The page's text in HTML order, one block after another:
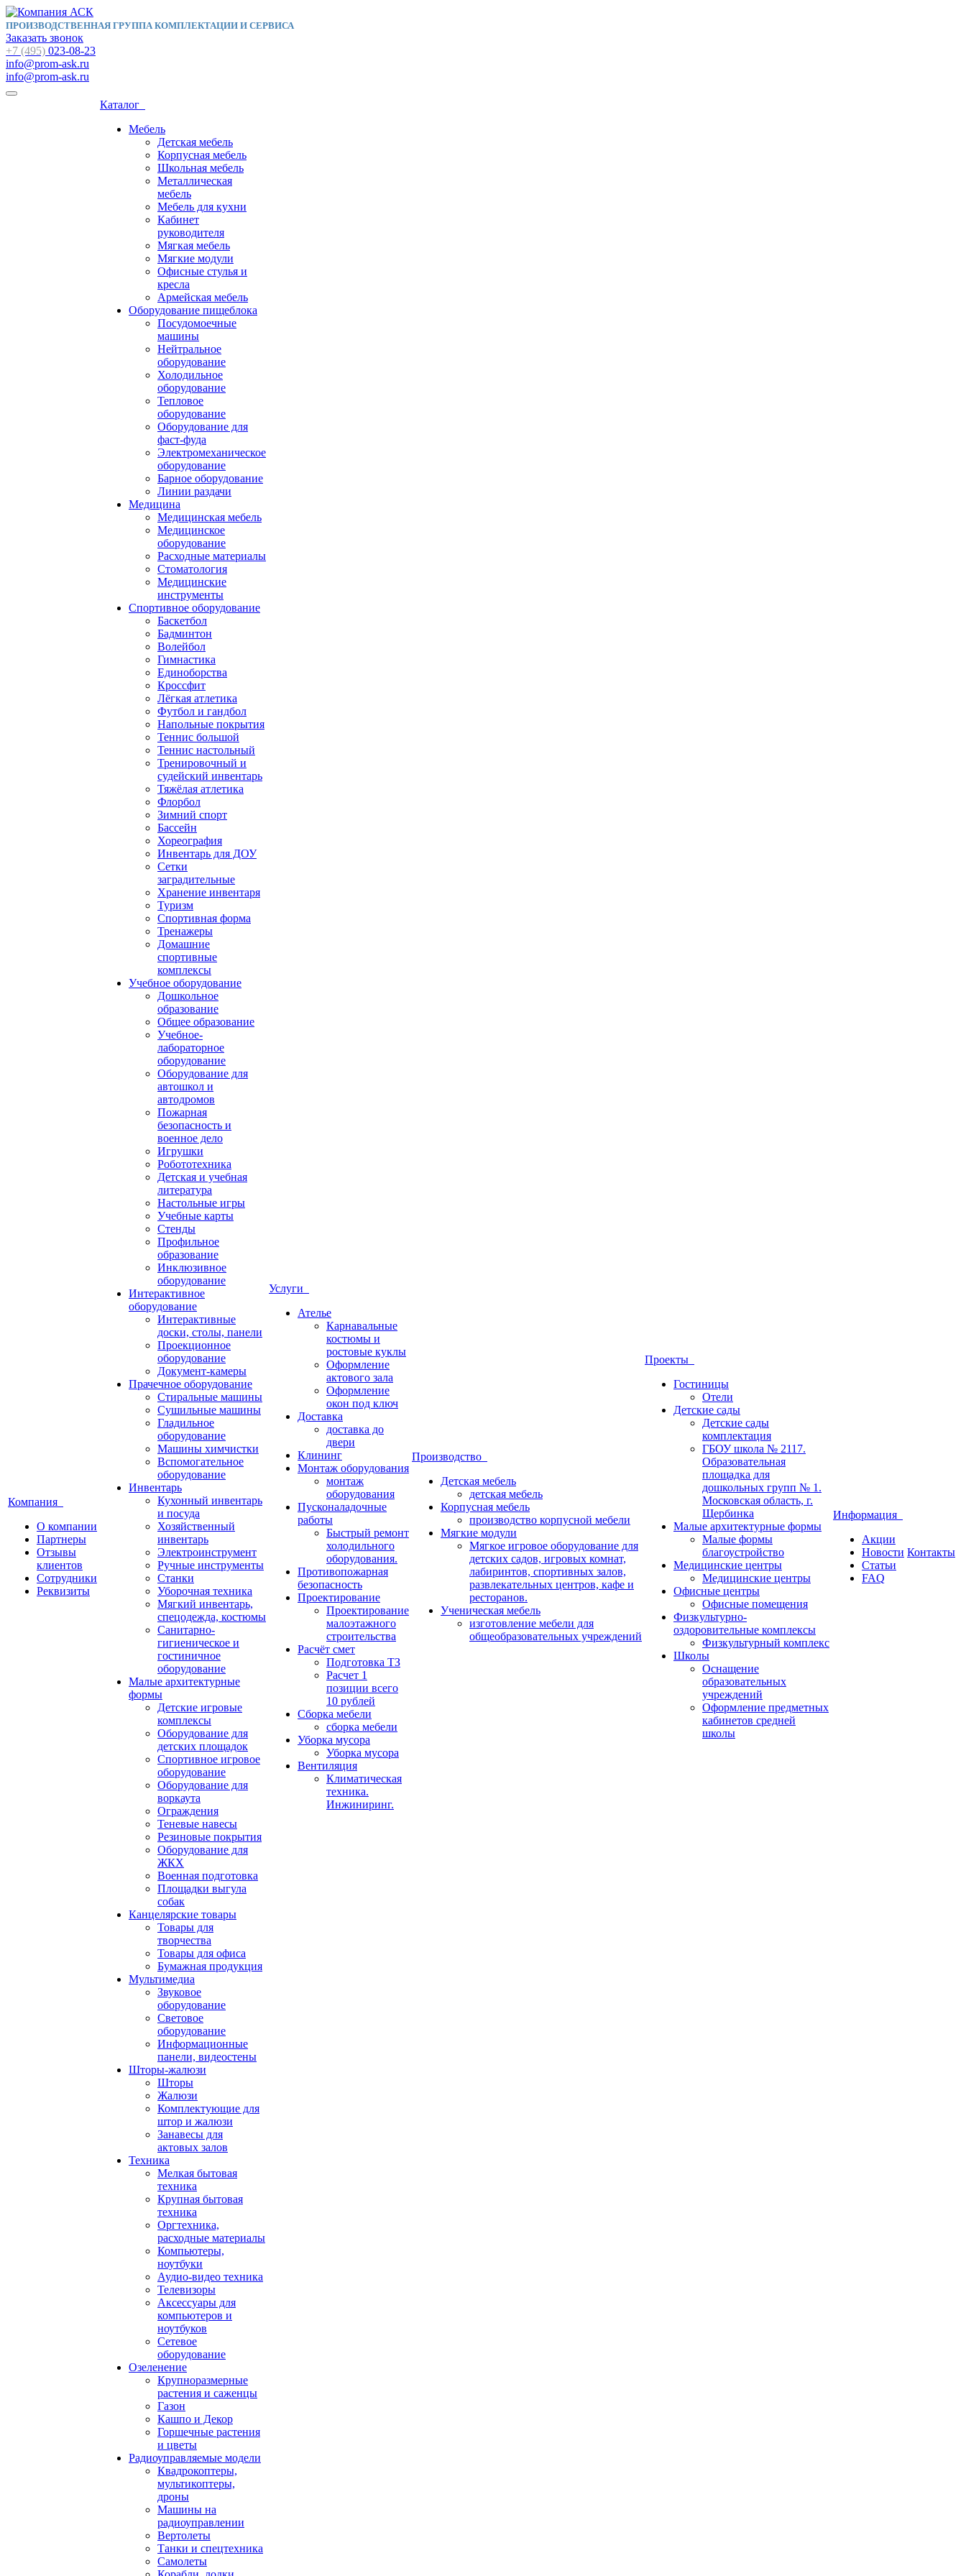
ПРОИЗВОДСТВЕННАЯ ГРУППА КОМПЛЕКТАЦИИ И СЕРВИСА
Заказать звонок
+7 (495) 023-08-23
info@prom-ask.ru
info@prom-ask.ru
Компания
О компании
Партнеры
Отзывы
клиентов
Сотрудники
Реквизиты
Каталог
Мебель
Детская мебель
Корпусная мебель
Школьная мебель
Металлическая
мебель
Мебель для кухни
Кабинет
руководителя
Мягкая мебель
Мягкие модули
Офисные стулья и
кресла
Армейская мебель
Оборудование пищеблока
Посудомоечные
машины
Нейтральное
оборудование
Холодильное
оборудование
Тепловое
оборудование
Оборудование для
фаст-фуда
Электромеханическое
оборудование
Барное оборудование
Линии раздачи
Медицина
Медицинская мебель
Медицинское
оборудование
Расходные материалы
Стоматология
Медицинские
инструменты
Спортивное оборудование
Баскетбол
Бадминтон
Волейбол
Гимнастика
Единоборства
Кроссфит
Лёгкая атлетика
Футбол и гандбол
Напольные покрытия
Теннис большой
Теннис настольный
Тренировочный и
судейский инвентарь
Тяжёлая атлетика
Флорбол
Зимний спорт
Бассейн
Хореография
Инвентарь для ДОУ
Сетки
заградительные
Хранение инвентаря
Туризм
Спортивная форма
Тренажеры
Домашние
спортивные
комплексы
Учебное оборудование
Дошкольное
образование
Общее образование
Учебное-
лабораторное
оборудование
Оборудование для
автошкол и
автодромов
Пожарная
безопасность и
военное дело
Игрушки
Робототехника
Детская и учебная
литература
Настольные игры
Учебные карты
Стенды
Профильное
образование
Инклюзивное
оборудование
Интерактивное
оборудование
Интерактивные
доски, столы, панели
Проекционное
оборудование
Документ-камеры
Прачечное оборудование
Стиральные машины
Сушильные машины
Гладильное
оборудование
Машины химчистки
Вспомогательное
оборудование
Инвентарь
Кухонный инвентарь
и посуда
Хозяйственный
инвентарь
Электроинструмент
Ручные инструменты
Станки
Уборочная техника
Мягкий инвентарь,
спецодежда, костюмы
Санитарно-
гигиеническое и
гостиничное
оборудование
Малые архитектурные
формы
Детские игровые
комплексы
Оборудование для
детских площадок
Спортивное игровое
оборудование
Оборудование для
воркаута
Ограждения
Теневые навесы
Резиновые покрытия
Оборудование для
ЖКХ
Военная подготовка
Площадки выгула
собак
Канцелярские товары
Товары для
творчества
Товары для офиса
Бумажная продукция
Мультимедиа
Звуковое
оборудование
Световое
оборудование
Информационные
панели, видеостены
Шторы-жалюзи
Шторы
Жалюзи
Комплектующие для
штор и жалюзи
Занавесы для
актовых залов
Техника
Мелкая бытовая
техника
Крупная бытовая
техника
Оргтехника,
расходные материалы
Компьютеры,
ноутбуки
Аудио-видео техника
Телевизоры
Аксессуары для
компьютеров и
ноутбуков
Сетевое
оборудование
Озеленение
Крупноразмерные
растения и саженцы
Газон
Кашпо и Декор
Горшечные растения
и цветы
Радиоуправляемые модели
Квадрокоптеры,
мультикоптеры,
дроны
Машины на
радиоуправлении
Вертолеты
Танки и спецтехника
Самолеты
Услуги
Ателье
Карнавальные
костюмы и
ростовые куклы
Оформление
актового зала
Оформление
окон под ключ
Доставка
доставка до
двери
Клининг
Монтаж оборудования
монтаж
оборудования
Пусконаладочные
работы
Быстрый ремонт
холодильного
оборудования.
Противопожарная
безопасность
Проектирование
Проектирование
малоэтажного
строительства
Расчёт смет
Подготовка ТЗ
Расчет 1
позиции всего
10 рублей
Сборка мебели
сборка мебели
Уборка мусора
Уборка мусора
Вентиляция
Климатическая
техника.
Инжиниринг.
Производство
Детская мебель
детская мебель
Корпусная мебель
производство корпусной мебели
Мягкие модули
Мягкое игровое оборудование для
детских садов, игровых комнат,
лабиринтов, спортивных залов,
развлекательных центров, кафе и
ресторанов.
Ученическая мебель
изготовление мебели для
общеобразовательных учреждений
Проекты
Гостиницы
Отели
Детские сады
Детские сады
комплектация
ГБОУ школа № 2117.
Образовательная
площадка для
дошкольных групп № 1.
Московская область, г.
Щербинка
Малые архитектурные формы
Малые формы
благоустройство
Медицинские центры
Медицинские центры
Офисные центры
Офисные помещения
Физкультурно-
оздоровительные комплексы
Физкультурный комплекс
Школы
Оснащение
образовательных
учреждений
Оформление предметных
кабинетов средней
школы
Информация
Акции
Новости
Статьи
FAQ
Контакты